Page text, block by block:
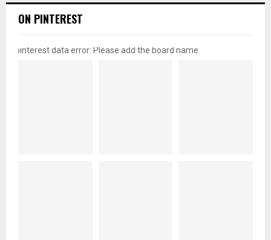
ON PINTEREST
pinterest data error: Please add the board name